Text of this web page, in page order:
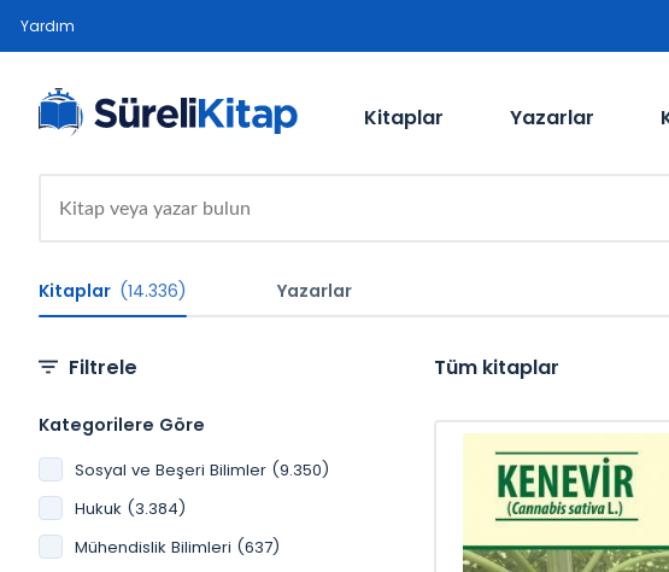
Yardım
Kitaplar Yazarlar
Kitaplar (14.336) Yazarlar
Filtrele
Kategorilere Göre
Sosyal ve Beşeri Bilimler (9.350)
Hukuk (3.384)
Mühendislik Bilimleri (637)
Tüm kitaplar